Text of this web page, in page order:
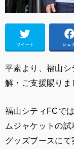
ツイート シェ
平素より、福山
解・ご支援賜りま
福山シティFCで
ムジャケットの
グッズブースにて